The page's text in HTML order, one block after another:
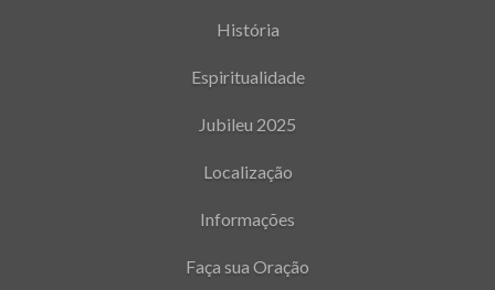
História
Espiritualidade
Jubileu 2025
Localização
Informações
Faça sua Oração